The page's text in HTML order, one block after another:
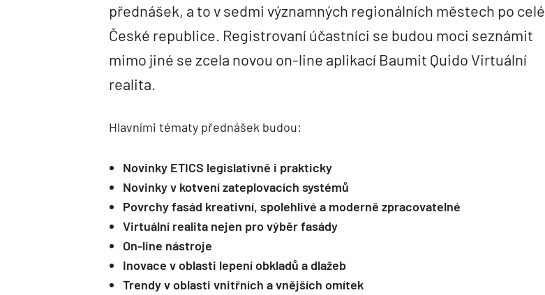
přednášek, a to v sedmi významných regionálních městech po celé
České republice. Registrovaní účastníci se budou moci seznámit
mimo jiné se zcela novou on-line aplikací Baumit Quido Virtuální
realita.
Hlavními tématy přednášek budou:
Novinky ETICS legislativně i prakticky
Novinky v kotvení zateplovacích systémů
Povrchy fasád kreativní, spolehlivé a moderně zpracovatelné
Virtuální realita nejen pro výběr fasády
On-line nástroje
Inovace v oblasti lepení obkladů a dlažeb
Trendy v oblasti vnitřních a vnějších omítek